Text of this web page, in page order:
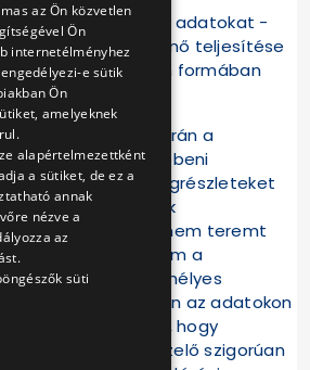
során beszerzett adatokat -
postai úton történő teljesítése
félnek semmilyen formában
eljárás során a
felhasználók jövőbeni
kis szövegrészleteket
el a felhasználók
k elfogadása nem teremt
számára sem a
sem személyes
azokon az adatokon
úgy dönt, hogy
eljárást Az Adatkezelő szigorúan
az Ön közvetlen
Ön
internetélményhez
e sütik
Ön
amelyeknek
alapértelmezettként
a sütiket, de ez a
annak
nézve a
az
süti